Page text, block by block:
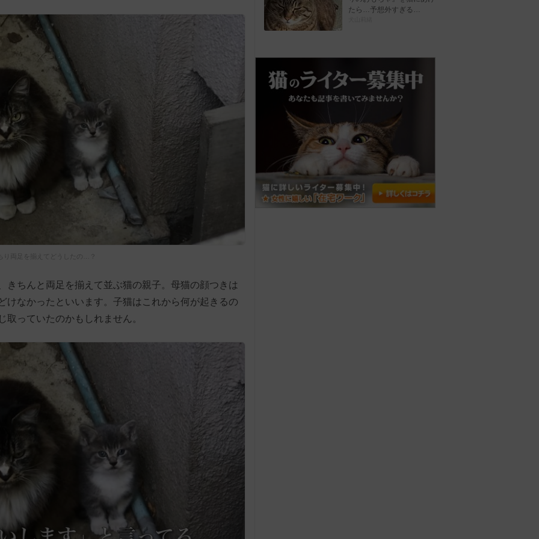
り両足を揃えてどうしたの…？
きちんと両足を揃えて並ぶ猫の親子。母猫の顔つきは
けなかったといいます。子猫はこれから何が起きるの
っていたのかもしれません。
たら…予想外すぎる…